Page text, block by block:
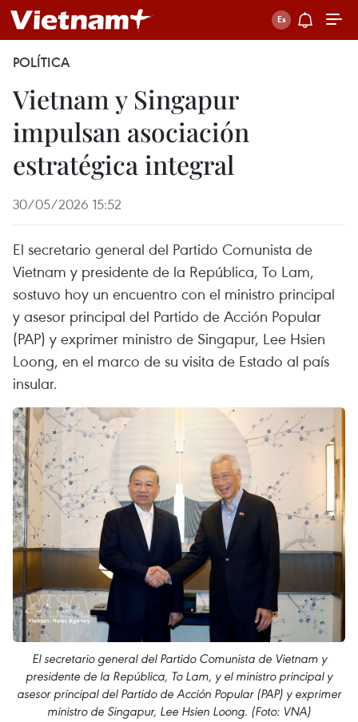
POLÍTICA
Vietnam y Singapur
impulsan asociación
estratégica integral
30/05/2026 15:52
El secretario general del Partido Comunista de
Vietnam y presidente de la República, To Lam,
sostuvo hoy un encuentro con el ministro principal
y asesor principal del Partido de Acción Popular
(PAP) y exprimer ministro de Singapur, Lee Hsien
Loong, en el marco de su visita de Estado al país
insular.
El secretario general del Partido Comunista de Vietnam y
presidente de la República, To Lam, y el ministro principal y
asesor principal del Partido de Acción Popular (PAP) y exprimer
ministro de Singapur, Lee Hsien Loong. (Foto: VNA)